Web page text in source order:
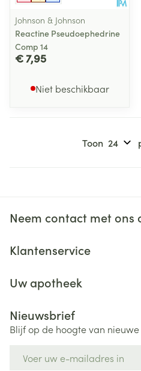
Johnson & Johnson
Reactine Pseudoephedrine
Comp 14
€ 7,95
Niet beschikbaar
Toon
Neem contact met ons
Klantenservice
Uw apotheek
Nieuwsbrief
Blijf op de hoogte van